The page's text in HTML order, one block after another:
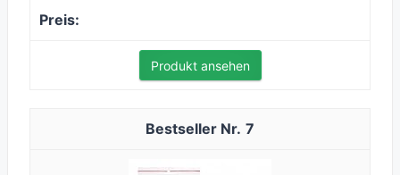
Produkt ansehen
7